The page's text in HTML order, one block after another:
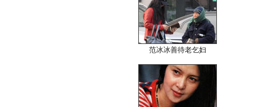
范冰冰善待老乞妇